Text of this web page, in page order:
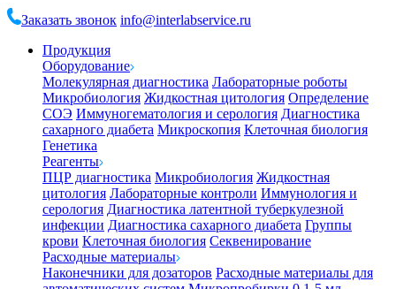
Заказать звонок info@interlabservice.ru
Продукция
Оборудование
Молекулярная диагностика Лабораторные роботы
Микробиология Жидкостная цитология Определение
СОЭ Иммуногематология и серология Диагностика
сахарного диабета Микроскопия Клеточная биология
Генетика
Реагенты
ПЦР диагностика Микробиология Жидкостная
цитология Лабораторные контроли Иммунология и
серология Диагностика латентной туберкулезной
инфекции Диагностика сахарного диабета Группы
крови Клеточная биология Секвенирование
Расходные материалы
Наконечники для дозаторов Расходные материалы для